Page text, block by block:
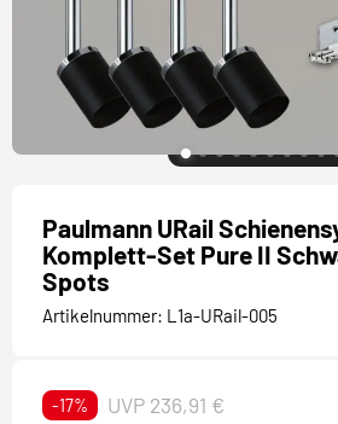
Paulmann URail
Komplett-Set Pure II
Spots
Artikelnummer: L1a-URail-005
-17% UVP 236,91 €